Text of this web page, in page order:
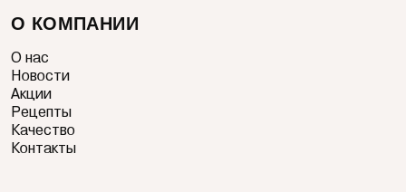
О КОМПАНИИ
О нас
Новости
Акции
Рецепты
Качество
Контакты